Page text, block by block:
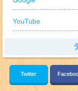
YouTube
Twitter